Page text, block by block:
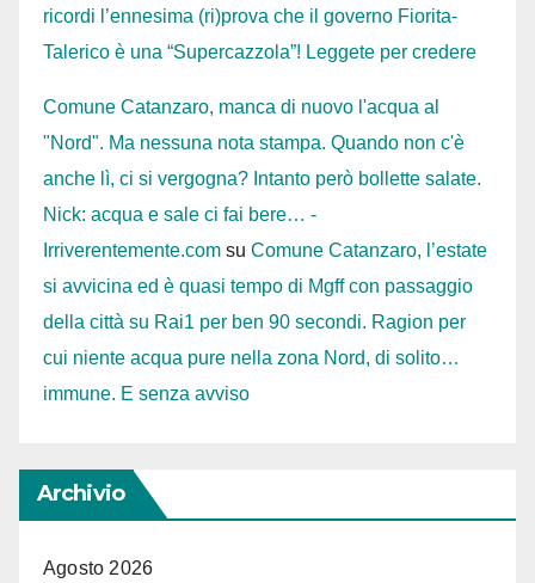
ricordi l’ennesima (ri)prova che il governo Fiorita-
Talerico è una “Supercazzola”! Leggete per credere
Comune Catanzaro, manca di nuovo l'acqua al
"Nord". Ma nessuna nota stampa. Quando non c'è
anche lì, ci si vergogna? Intanto però bollette salate.
Nick: acqua e sale ci fai bere… -
Irriverentemente.com su Comune Catanzaro, l’estate
si avvicina ed è quasi tempo di Mgff con passaggio
della città su Rai1 per ben 90 secondi. Ragion per
cui niente acqua pure nella zona Nord, di solito…
immune. E senza avviso
Archivio
Agosto 2026